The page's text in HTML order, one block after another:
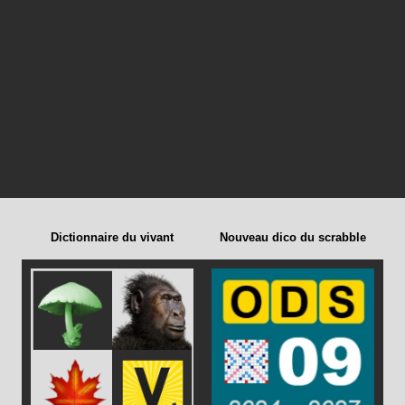
Dictionnaire du vivant Nouveau dico du scrabble